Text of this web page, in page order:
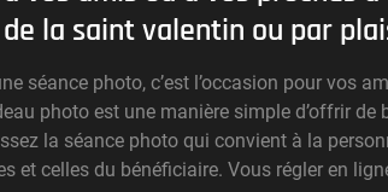
la saint valentin ou par
séance photo, c’est l’occasion pour vos
photo est une manière simple d’offrir de
la séance photo qui convient à la
et celles du bénéficiaire. Vous régler en